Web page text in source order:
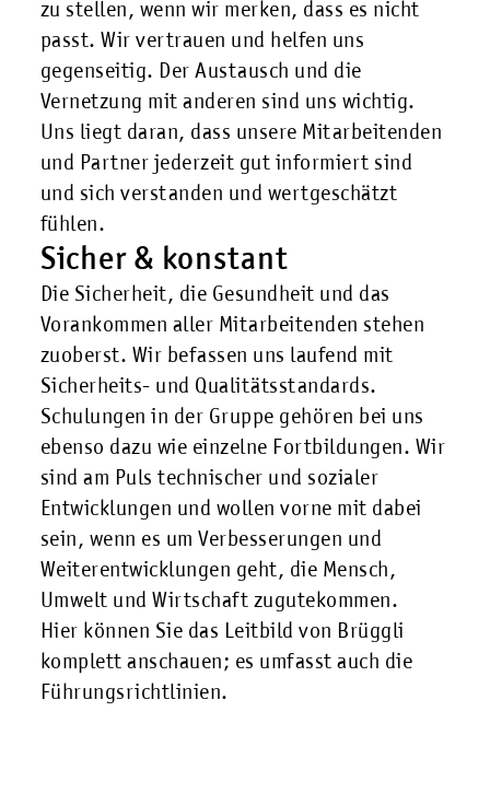
zu stellen, wenn wir merken, dass es nicht
passt. Wir vertrauen und helfen uns
gegenseitig. Der Austausch und die
Vernetzung mit anderen sind uns wichtig.
Uns liegt daran, dass unsere Mitarbeitenden
und Partner jederzeit gut informiert sind
und sich verstanden und wertgeschätzt
fühlen.
Sicher & konstant
Die Sicherheit, die Gesundheit und das
Vorankommen aller Mitarbeitenden stehen
zuoberst. Wir befassen uns laufend mit
Sicherheits- und Qualitätsstandards.
Schulungen in der Gruppe gehören bei uns
ebenso dazu wie einzelne Fortbildungen. Wir
sind am Puls technischer und sozialer
Entwicklungen und wollen vorne mit dabei
sein, wenn es um Verbesserungen und
Weiterentwicklungen geht, die Mensch,
Umwelt und Wirtschaft zugutekommen.
Hier können Sie das Leitbild von Brüggli
komplett anschauen; es umfasst auch die
Führungsrichtlinien.